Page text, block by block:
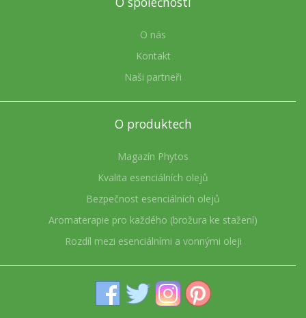
O nás
Kontakt
Naši partneři
O produktech
Magazín Phytos
Kvalita esenciálních olejů
Bezpečnost esenciálních olejů
Aromaterapie pro každého (brožura ke stažení)
Rozdíl mezi esenciálními a vonnými oleji